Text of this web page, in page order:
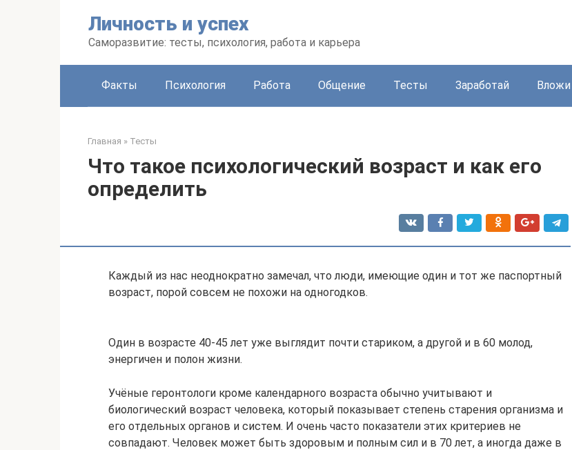
Личность и успех
Саморазвитие: тесты, психология, работа и карьера
Факты Психология Работа Общение Тесты Заработай Вложи
Главная » Тесты
Что такое психологический возраст и как его
определить
Каждый из нас неоднократно замечал, что люди, имеющие один и тот же паспортный
возраст, порой совсем не похожи на одногодков.
Один в возрасте 40-45 лет уже выглядит почти стариком, а другой и в 60 молод,
энергичен и полон жизни.
Учёные геронтологи кроме календарного возраста обычно учитывают и
биологический возраст человека, который показывает степень старения организма и
его отдельных органов и систем. И очень часто показатели этих критериев не
совпадают. Человек может быть здоровым и полным сил и в 70 лет, а иногда даже в